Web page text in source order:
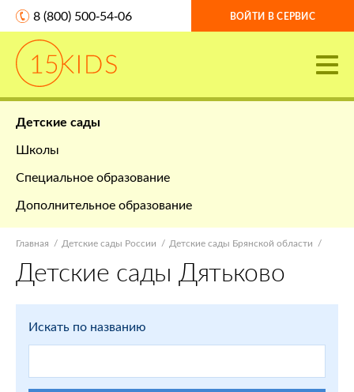
8 (800) 500-54-06 ВОЙТИ В СЕРВИС
Детские сады
Школы
Специальное образование
Дополнительное образование
Главная Детские сады России Детские сады Брянской области
Детские сады Дятьково
Искать по названию